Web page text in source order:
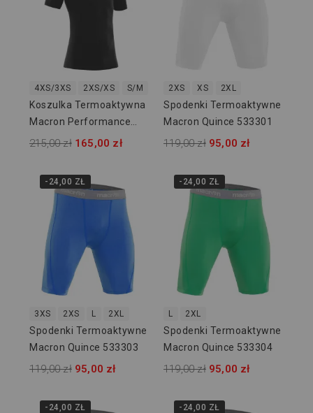
4XS/3XS 2XS/XS S/M L/XL 2XL/3XL
Koszulka Termoaktywna
Macron Performance
915909
215,00 zł 165,00 zł
2XS XS 2XL
Spodenki Termoaktywne
Macron Quince 533301
119,00 zł 95,00 zł
-24,00 ZŁ
3XS 2XS L 2XL
Spodenki Termoaktywne
Macron Quince 533303
119,00 zł 95,00 zł
-24,00 ZŁ
L 2XL
Spodenki Termoaktywne
Macron Quince 533304
119,00 zł 95,00 zł
-24,00 ZŁ -24,00 ZŁ